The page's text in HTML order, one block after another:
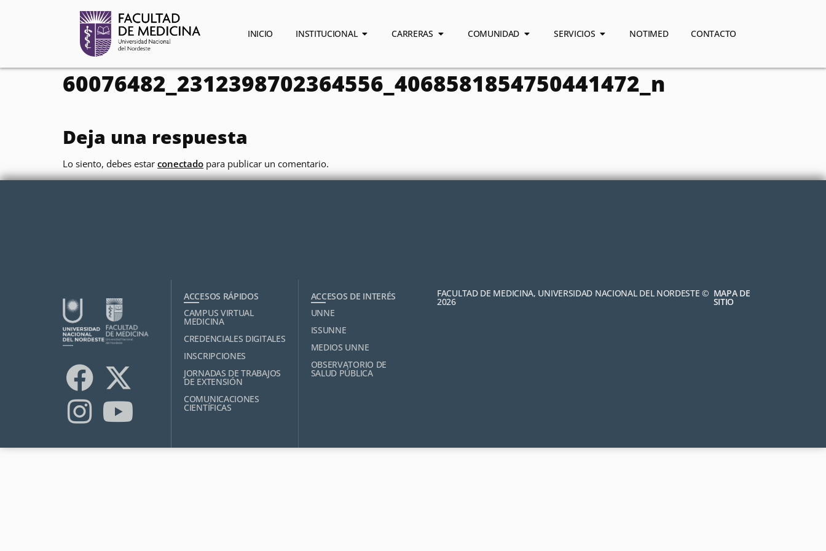
INICIO INSTITUCIONAL CARRERAS COMUNIDAD SERVICIOS NOTIMED CONTACTO
60076482_2312398702364556_4068581854750441472_n
Deja una respuesta
Lo siento, debes estar conectado para publicar un comentario.
ACCESOS RÁPIDOS
CAMPUS VIRTUAL
MEDICINA
CREDENCIALES DIGITALES
INSCRIPCIONES
JORNADAS DE TRABAJOS
DE EXTENSIÓN
COMUNICACIONES
CIENTÍFICAS
ACCESOS DE INTERÉS
UNNE
ISSUNNE
MEDIOS UNNE
OBSERVATORIO DE
SALUD PÚBLICA
FACULTAD DE MEDICINA, UNIVERSIDAD NACIONAL DEL NORDESTE ©
2026
MAPA DE
SITIO